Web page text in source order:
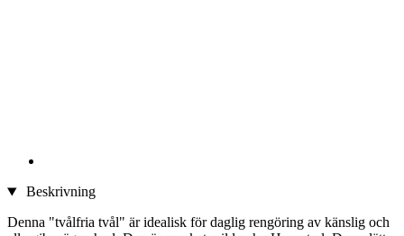
Beskrivning
Denna "tvålfria tvål" är idealisk för daglig rengöring av känslig och